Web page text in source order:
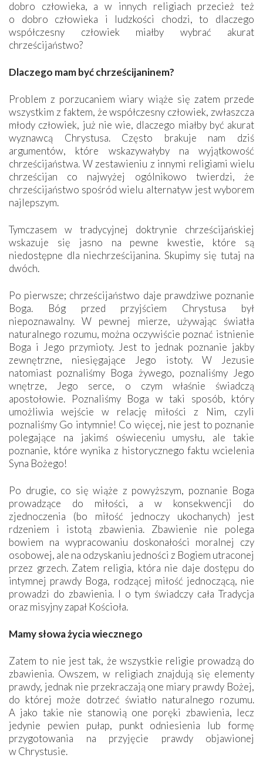
dobro człowieka, a w innych religiach przecież też
o dobro człowieka i ludzkości chodzi, to dlaczego
współczesny człowiek miałby wybrać akurat
chrześcijaństwo?
Dlaczego mam być chrześcijaninem?
Problem z porzucaniem wiary wiąże się zatem przede
wszystkim z faktem, że współczesny człowiek, zwłaszcza
młody człowiek, już nie wie, dlaczego miałby być akurat
wyznawcą Chrystusa. Często brakuje nam dziś
argumentów, które wskazywałyby na wyjątkowość
chrześcijaństwa. W zestawieniu z innymi religiami wielu
chrześcijan co najwyżej ogólnikowo twierdzi, że
chrześcijaństwo spośród wielu alternatyw jest wyborem
najlepszym.
Tymczasem w tradycyjnej doktrynie chrześcijańskiej
wskazuje się jasno na pewne kwestie, które są
niedostępne dla niechrześcijanina. Skupimy się tutaj na
dwóch.
Po pierwsze; chrześcijaństwo daje prawdziwe poznanie
Boga. Bóg przed przyjściem Chrystusa był
niepoznawalny. W pewnej mierze, używając światła
naturalnego rozumu, można oczywiście poznać istnienie
Boga i Jego przymioty. Jest to jednak poznanie jakby
zewnętrzne, niesięgające Jego istoty. W Jezusie
natomiast poznaliśmy Boga żywego, poznaliśmy Jego
wnętrze, Jego serce, o czym właśnie świadczą
apostołowie. Poznaliśmy Boga w taki sposób, który
umożliwia wejście w relację miłości z Nim, czyli
poznaliśmy Go intymnie! Co więcej, nie jest to poznanie
polegające na jakimś oświeceniu umysłu, ale takie
poznanie, które wynika z ­historycznego faktu wcielenia
Syna Bożego!
Po drugie, co się wiąże z powyższym, poznanie Boga
prowadzące do miłości, a w konsekwencji do
zjednoczenia (bo miłość jednoczy ukochanych) jest
rdzeniem i istotą zbawienia. Zbawienie nie polega
bowiem na wypracowaniu doskonałości moralnej czy
osobowej, ale na odzyskaniu jedności z Bogiem utraconej
przez grzech. Zatem religia, która nie daje dostępu do
intymnej prawdy Boga, rodzącej miłość jednoczącą, nie
prowadzi do zbawienia. I o tym świadczy cała Tradycja
oraz misyjny zapał Kościoła.
Mamy słowa życia wiecznego
Zatem to nie jest tak, że wszystkie religie prowadzą do
zbawienia. Owszem, w religiach znajdują się elementy
prawdy, jednak nie przekraczają one miary prawdy Bożej,
do której może dotrzeć światło naturalnego rozumu.
A jako takie nie stanowią one poręki zbawienia, lecz
jedynie pewien pułap, punkt odniesienia lub formę
przygotowania na przyjęcie prawdy objawionej
w Chrystusie.